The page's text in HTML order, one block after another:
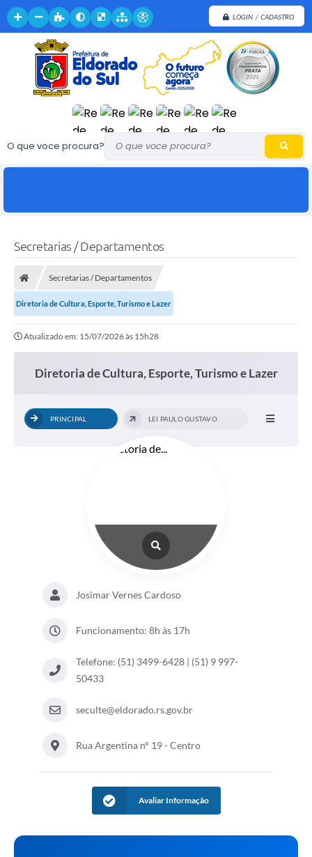
LOGIN / CADASTRO
O que voce procura?
Secretarias / Departamentos
Secretarias / Departamentos
Diretoria de Cultura, Esporte, Turismo e Lazer
Atualizado em: 15/07/2026 às 15h28
Diretoria de Cultura, Esporte, Turismo e Lazer
PRINCIPAL LEI PAULO GUSTAVO
Josimar Vernes Cardoso
Funcionamento: 8h às 17h
Telefone: (51) 3499-6428 | (51) 9 997-
50433
seculte@eldorado.rs.gov.br
Rua Argentina n° 19 - Centro
Avaliar Informação